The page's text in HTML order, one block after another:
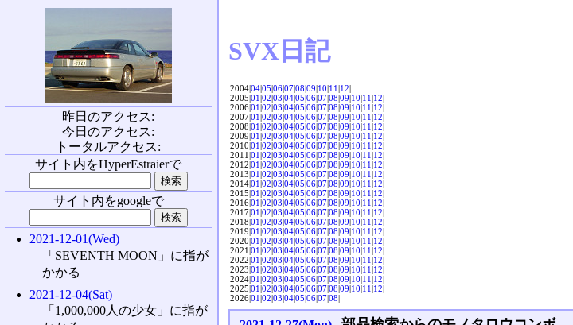
SVX日記
2004|04|05|06|07|08|09|10|11|12|
2005|01|02|03|04|05|06|07|08|09|10|11|12|
2006|01|02|03|04|05|06|07|08|09|10|11|12|
2007|01|02|03|04|05|06|07|08|09|10|11|12|
2008|01|02|03|04|05|06|07|08|09|10|11|12|
2009|01|02|03|04|05|06|07|08|09|10|11|12|
2010|01|02|03|04|05|06|07|08|09|10|11|12|
2011|01|02|03|04|05|06|07|08|09|10|11|12|
2012|01|02|03|04|05|06|07|08|09|10|11|12|
2013|01|02|03|04|05|06|07|08|09|10|11|12|
2014|01|02|03|04|05|06|07|08|09|10|11|12|
2015|01|02|03|04|05|06|07|08|09|10|11|12|
2016|01|02|03|04|05|06|07|08|09|10|11|12|
2017|01|02|03|04|05|06|07|08|09|10|11|12|
2018|01|02|03|04|05|06|07|08|09|10|11|12|
2019|01|02|03|04|05|06|07|08|09|10|11|12|
2020|01|02|03|04|05|06|07|08|09|10|11|12|
2021|01|02|03|04|05|06|07|08|09|10|11|12|
2022|01|02|03|04|05|06|07|08|09|10|11|12|
2023|01|02|03|04|05|06|07|08|09|10|11|12|
2024|01|02|03|04|05|06|07|08|09|10|11|12|
2025|01|02|03|04|05|06|07|08|09|10|11|12|
2026|01|02|03|04|05|06|07|08|
昨日のアクセス:
今日のアクセス:
トータルアクセス:
サイト内をHyperEstraierで
サイト内をgoogleで
2021-12-01(Wed)
「SEVENTH MOON」に指が
かかる
2021-12-04(Sat)
「1,000,000人の少女」に指が